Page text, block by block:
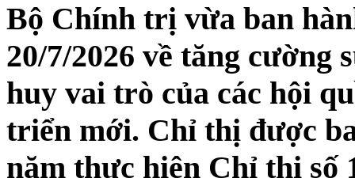
Bộ Chính trị vừa ban
20/7/2026 về tăng cường
huy vai trò của các hội
triển mới. Chỉ thị được
năm thực hiện Chỉ thị số